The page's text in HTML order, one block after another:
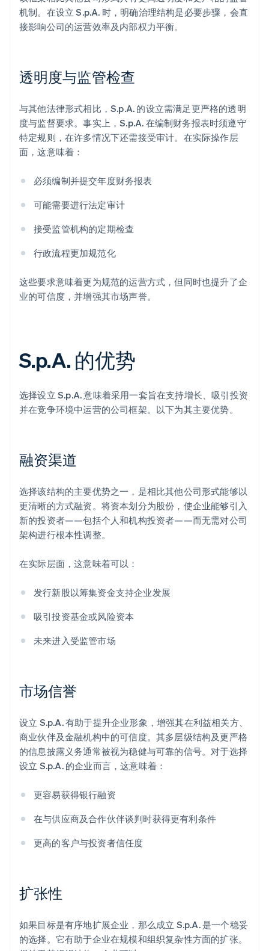
机制。在设立 S.p.A. 时，明确治理结构是必要步骤，会直
接影响公司的运营效率及内部权力平衡。
透明度与监管检查
与其他法律形式相比，S.p.A. 的设立需满足更严格的透明
度与监督要求。事实上，S.p.A. 在编制财务报表时须遵守
特定规则，在许多情况下还需接受审计。在实际操作层
面，这意味着：
必须编制并提交年度财务报表
可能需要进行法定审计
接受监管机构的定期检查
行政流程更加规范化
这些要求意味着更为规范的运营方式，但同时也提升了企
业的可信度，并增强其市场声誉。
S.p.A. 的优势
选择设立 S.p.A. 意味着采用一套旨在支持增长、吸引投资
并在竞争环境中运营的公司框架。以下为其主要优势。
融资渠道
选择该结构的主要优势之一，是相比其他公司形式能够以
更清晰的方式融资。将资本划分为股份，使企业能够引入
新的投资者——包括个人和机构投资者——而无需对公司
架构进行根本性调整。
在实际层面，这意味着可以：
发行新股以筹集资金支持企业发展
吸引投资基金或风险资本
未来进入受监管市场
市场信誉
设立 S.p.A. 有助于提升企业形象，增强其在利益相关方、
商业伙伴及金融机构中的可信度。其多层级结构及更严格
的信息披露义务通常被视为稳健与可靠的信号。对于选择
设立 S.p.A. 的企业而言，这意味着：
更容易获得银行融资
在与供应商及合作伙伴谈判时获得更有利条件
更高的客户与投资者信任度
扩张性
如果目标是有序地扩展企业，那么成立 S.p.A. 是一个稳妥
的选择。它有助于企业在规模和组织复杂性方面的扩张。